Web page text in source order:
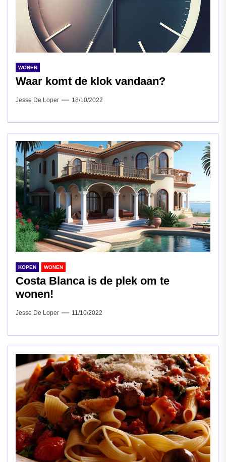
WONEN
Waar komt de klok vandaan?
Jesse De Loper 18/10/2022
KOPEN WONEN
Costa Blanca is de plek om te
wonen!
Jesse De Loper 11/10/2022